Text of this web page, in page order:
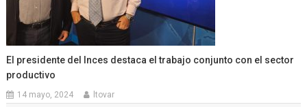
El presidente del Inces destaca el trabajo conjunto con el sector
productivo
14 mayo, 2024 ltovar